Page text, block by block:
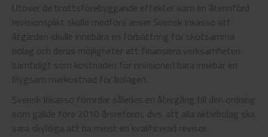
Utöver de brottsförebyggande effekter som en återinförd
revisionsplikt skulle medföra anser Svensk Inkasso att
åtgärden skulle innebära en förbättring för skötsamma
bolag och deras möjligheter att finansiera verksamheten
samtidigt som kostnaden för revisionen bara innebär en
blygsam merkostnad för bolagen.
Svensk Inkasso förordar således en återgång till den ordning
som gällde före 2010 årsreform, dvs. att alla aktiebolag ska
vara skyldiga att ha minst en kvalificerad revisor.